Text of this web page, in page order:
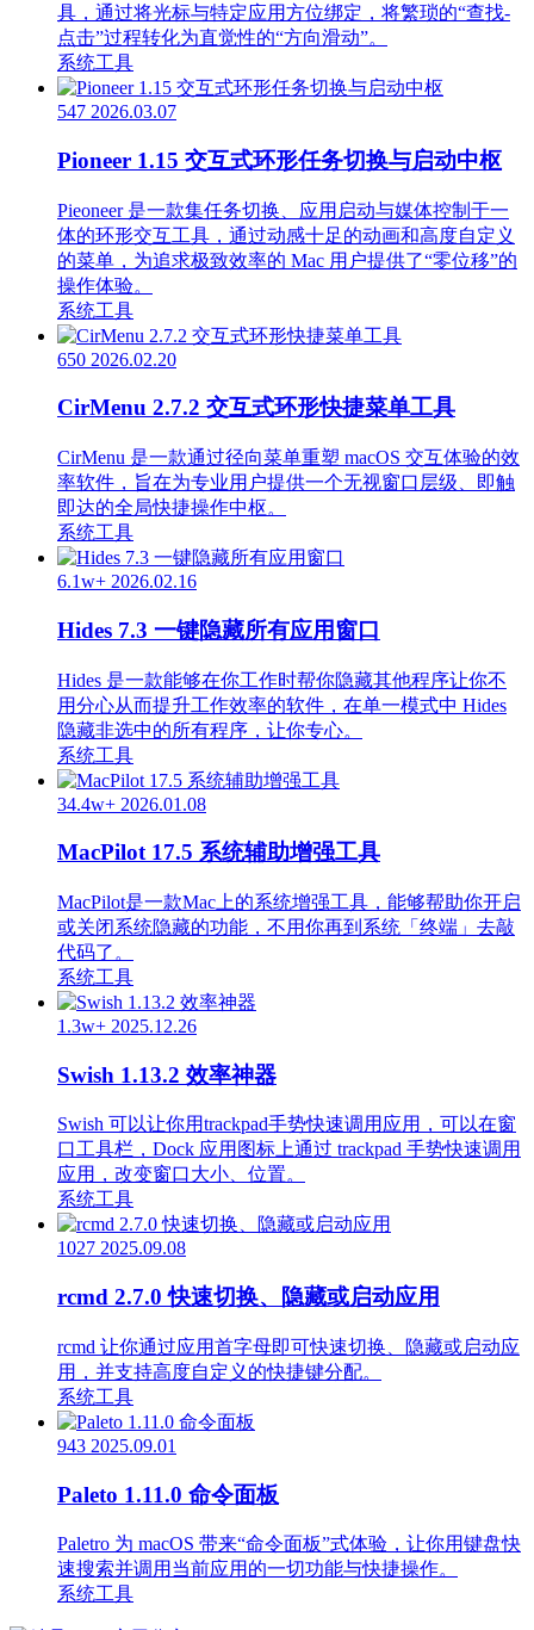
具，通过将光标与特定应用方位绑定，将繁琐的“查找-
点击”过程转化为直觉性的“方向滑动”。
系统工具
547 2026.03.07
Pioneer 1.15 交互式环形任务切换与启动中枢
Pieoneer 是一款集任务切换、应用启动与媒体控制于一
体的环形交互工具，通过动感十足的动画和高度自定义
的菜单，为追求极致效率的 Mac 用户提供了“零位移”的
操作体验。
系统工具
650 2026.02.20
CirMenu 2.7.2 交互式环形快捷菜单工具
CirMenu 是一款通过径向菜单重塑 macOS 交互体验的效
率软件，旨在为专业用户提供一个无视窗口层级、即触
即达的全局快捷操作中枢。
系统工具
6.1w+ 2026.02.16
Hides 7.3 一键隐藏所有应用窗口
Hides 是一款能够在你工作时帮你隐藏其他程序让你不
用分心从而提升工作效率的软件，在单一模式中 Hides
隐藏非选中的所有程序，让你专心。
系统工具
34.4w+ 2026.01.08
MacPilot 17.5 系统辅助增强工具
MacPilot是一款Mac上的系统增强工具，能够帮助你开启
或关闭系统隐藏的功能，不用你再到系统「终端」去敲
代码了。
系统工具
1.3w+ 2025.12.26
Swish 1.13.2 效率神器
Swish 可以让你用trackpad手势快速调用应用，可以在窗
口工具栏，Dock 应用图标上通过 trackpad 手势快速调用
应用，改变窗口大小、位置。
系统工具
1027 2025.09.08
rcmd 2.7.0 快速切换、隐藏或启动应用
rcmd 让你通过应用首字母即可快速切换、隐藏或启动应
用，并支持高度自定义的快捷键分配。
系统工具
943 2025.09.01
Paleto 1.11.0 命令面板
Paletro 为 macOS 带来“命令面板”式体验，让你用键盘快
速搜索并调用当前应用的一切功能与快捷操作。
系统工具